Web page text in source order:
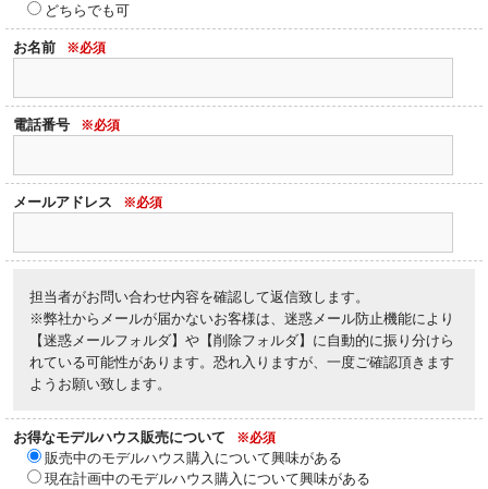
どちらでも可
お名前 ※必須
電話番号 ※必須
メールアドレス ※必須
担当者がお問い合わせ内容を確認して返信致します。
※弊社からメールが届かないお客様は、迷惑メール防止機能により
【迷惑メールフォルダ】や【削除フォルダ】に自動的に振り分けら
れている可能性があります。恐れ入りますが、一度ご確認頂きます
ようお願い致します。
お得なモデルハウス販売について ※必須
販売中のモデルハウス購入について興味がある
現在計画中のモデルハウス購入について興味がある